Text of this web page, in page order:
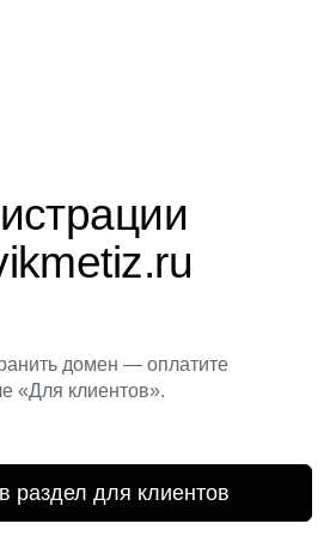
домен — оплатите
«Для клиентов».
раздел для клиентов